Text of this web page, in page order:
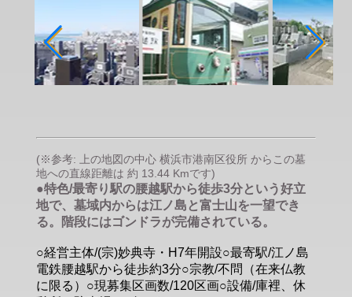
(※参考: 上の地図の中心 横浜市港南区役所 からこの墓
地への直線距離は 約 13.44 Kmです)
●特色/最寄り駅の腰越駅から徒歩3分という好立
地で、墓域内からは江ノ島と富士山を一望でき
る。階段にはゴンドラが完備されている。
○経営主体/(宗)妙典寺・H7年開設○最寄駅/江ノ島
電鉄腰越駅から徒歩約3分○宗教/不問（在来仏教
に限る）○現募集区画数/120区画○設備/庫裡、休